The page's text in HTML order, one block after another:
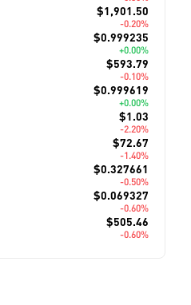
$1,901.50
-0.20%
$0.999235
+0.00%
$593.79
-0.10%
$0.999619
+0.00%
$1.03
-2.20%
$72.67
-1.40%
$0.327661
-0.50%
$0.069327
-0.60%
$505.46
-0.60%